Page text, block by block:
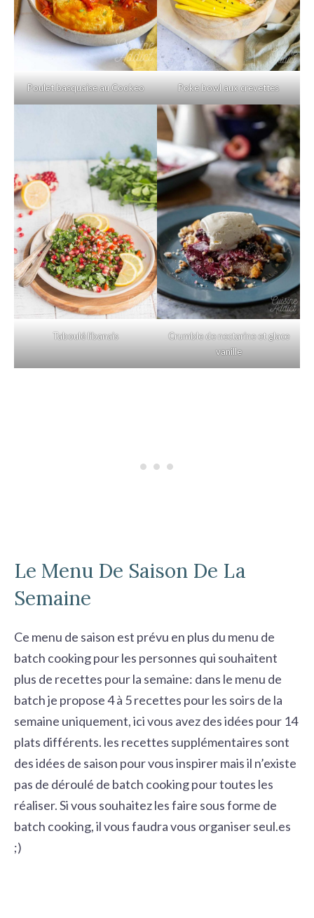
Poulet basquaise au Cookeo Poke bowl aux crevettes
Taboulé libanais
Crumble de nectarine et glace
vanille
Le Menu De Saison De La
Semaine
Ce menu de saison est prévu en plus du menu de
batch cooking pour les personnes qui souhaitent
plus de recettes pour la semaine: dans le menu de
batch je propose 4 à 5 recettes pour les soirs de la
semaine uniquement, ici vous avez des idées pour 14
plats différents. les recettes supplémentaires sont
des idées de saison pour vous inspirer mais il n’existe
pas de déroulé de batch cooking pour toutes les
réaliser. Si vous souhaitez les faire sous forme de
batch cooking, il vous faudra vous organiser seul.es
;)